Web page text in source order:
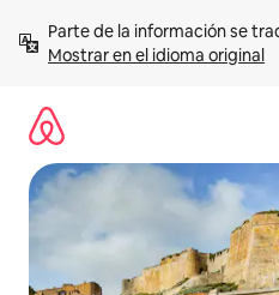
contenidoMostrar en el idioma original